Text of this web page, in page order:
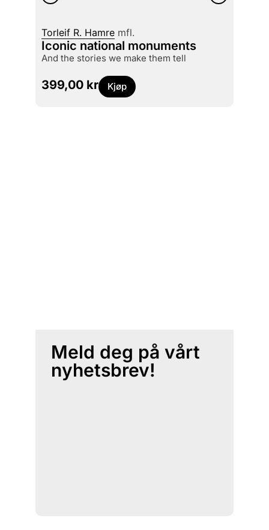
Torleif R. Hamremfl.
Iconic national monuments
and the stories we make them tell
399,00 kr Kjøp
Meld deg på vårt
nyhetsbrev!